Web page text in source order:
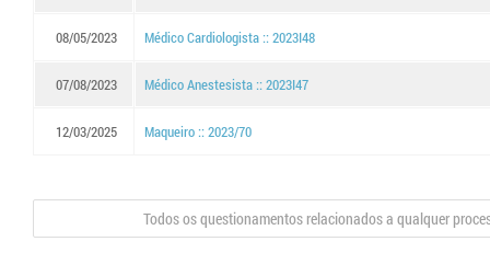
08/05/2023 Médico Cardiologista :: 2023I48
07/08/2023 Médico Anestesista :: 2023I47
12/03/2025 Maqueiro :: 2023/70
Todos os questionamentos relacionados a qualquer